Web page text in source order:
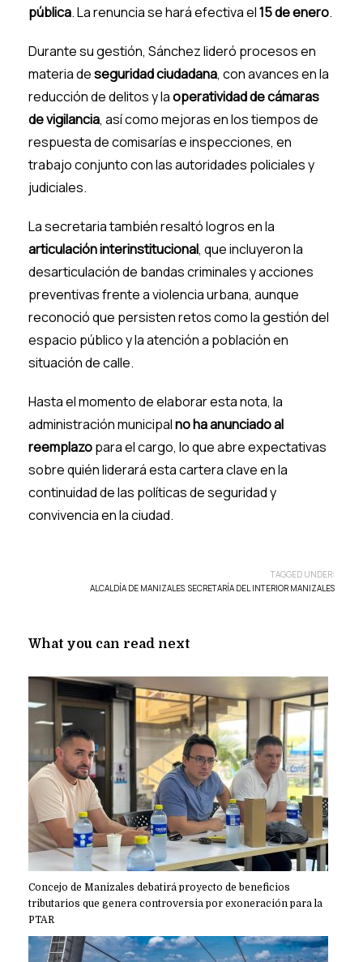
pública. La renuncia se hará efectiva el15 de enero.
Durante su gestión, Sánchez lideró procesos en
materia deseguridad ciudadana, con avances en la
reducción de delitos y laoperatividad de cámaras
de vigilancia, así como mejoras en los tiempos de
respuesta de comisarías e inspecciones, en
trabajo conjunto con las autoridades policiales y
judiciales.
La secretaria también resaltó logros en la
articulación interinstitucional, que incluyeron la
desarticulación de bandas criminales y acciones
preventivas frente a violencia urbana, aunque
reconoció que persisten retos como la gestión del
espacio público y la atención a población en
situación de calle.
Hasta el momento de elaborar esta nota, la
administración municipalno ha anunciado al
reemplazopara el cargo, lo que abre expectativas
sobre quién liderará esta cartera clave en la
continuidad de las políticas de seguridad y
convivencia en la ciudad.
TAGGED UNDER:
ALCALDÍA DE MANIZALES, SECRETARÍA DEL INTERIOR MANIZALES
What you can read next
Concejo de Manizales debatirá proyecto de beneficios
tributarios que genera controversia por exoneración para la
PTAR